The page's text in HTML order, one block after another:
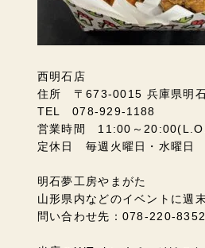
西明石店
住所 〒673-0015 兵庫県明
TEL 078-929-1188
営業時間 11:00～
定休日 毎週火曜日・水曜日
明石夢工房やまがた
山形県内などのイベントに週
問い合わせ先：078-220-8352